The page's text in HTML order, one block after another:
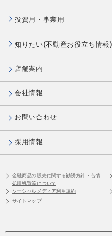
投資用・事業用
知りたい(不動産お役立ち情報)
店舗案内
会社情報
お問い合わせ
採用情報
金融商品の販売に関する勧誘方針・苦情
処理処置等について
ソーシャルメディア利用規約
サイトマップ